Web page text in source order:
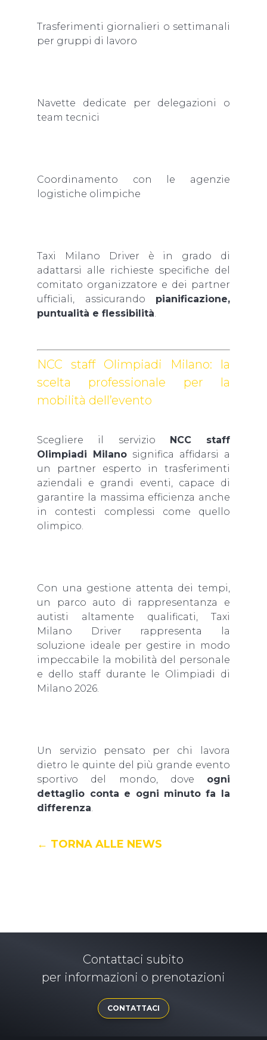
Trasferimenti giornalieri o settimanali
per gruppi di lavoro
Navette dedicate per delegazioni o
team tecnici
Coordinamento con le agenzie
logistiche olimpiche
Taxi Milano Driver è in grado di
adattarsi alle richieste specifiche del
comitato organizzatore e dei partner
ufficiali, assicurando pianificazione,
puntualità e flessibilità.
NCC staff Olimpiadi Milano: la
scelta professionale per la
mobilità dell’evento
Scegliere il servizio
NCC staff
Olimpiadi Milano significa affidarsi a
un partner esperto in trasferimenti
aziendali e grandi eventi, capace di
garantire la massima efficienza anche
in contesti complessi come quello
olimpico.
Con una gestione attenta dei tempi,
un parco auto di rappresentanza e
autisti altamente qualificati, Taxi
Milano Driver rappresenta la
soluzione ideale per gestire in modo
impeccabile la mobilità del personale
e dello staff durante le Olimpiadi di
Milano 2026.
Un servizio pensato per chi lavora
dietro le quinte del più grande evento
sportivo del mondo, dove ogni
dettaglio conta e ogni minuto fa la
differenza.
← TORNA ALLE NEWS
Contattaci subito
per informazioni o prenotazioni
CONTATTACI